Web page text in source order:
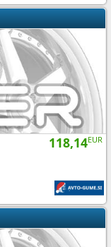
118,14EUR